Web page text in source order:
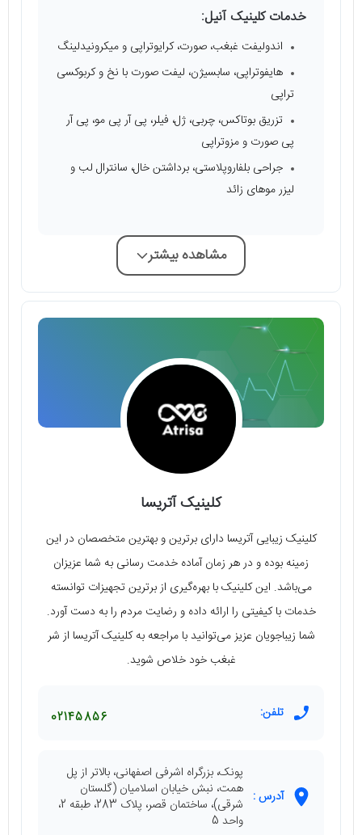
خدمات کلینیک آنیل:
اندولیفت غبغب، صورت، کرایوتراپی و میکرونیدلینگ
هایفوتراپی، سابسیژن، لیفت صورت با نخ و کربوکسی
تراپی
تزریق بوتاکس، چربی، ژل، فیلر، پی آر پی مو، پی آر
پی صورت و مزوتراپی
جراحی بلفاروپلاستی، برداشتن خال، سانترال لب و
لیزر موهای زائد
مشاهده بیشتر
کلینیک آتریسا
کلینیک زیبایی آتریسا دارای برترین و بهترین متخصصان در این
زمینه بوده و در هر زمان آماده خدمت رسانی به شما عزیزان
می‌باشد. این کلینیک با بهره‌گیری از برترین تجهیزات توانسته
خدمات با کیفیتی را ارائه داده و رضایت مردم را به دست آورد.
شما زیباجویان عزیز می‌توانید با مراجعه به کلینیک آتریسا از شر
غبغب خود خلاص شوید.
تلفن: 02145856
آدرس :
پونک، بزرگراه اشرفی اصفهانی، بالاتر از پل
همت، نبش خیابان اسلامیان (گلستان
شرقی)، ساختمان قصر، پلاک 283، طبقه 2،
واحد 5